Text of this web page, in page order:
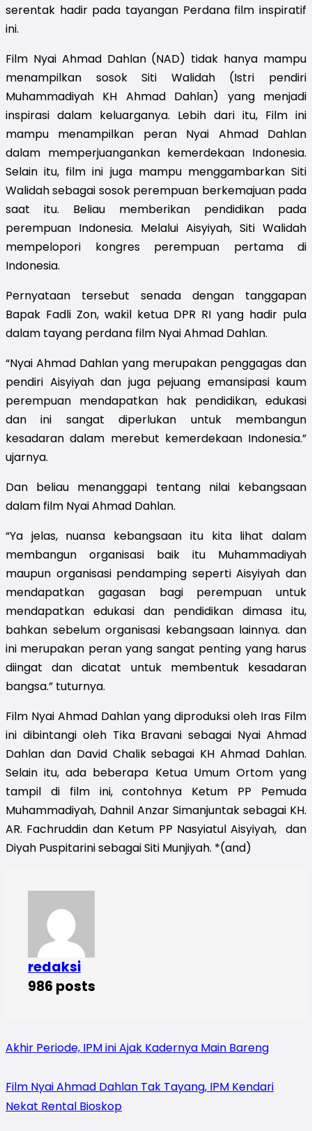
serentak hadir pada tayangan Perdana film inspiratif
ini.
Film Nyai Ahmad Dahlan (NAD) tidak hanya mampu
menampilkan sosok Siti Walidah (Istri pendiri
Muhammadiyah KH Ahmad Dahlan) yang menjadi
inspirasi dalam keluarganya. Lebih dari itu, Film ini
mampu menampilkan peran Nyai Ahmad Dahlan
dalam memperjuangankan kemerdekaan Indonesia.
Selain itu, film ini juga mampu menggambarkan Siti
Walidah sebagai sosok perempuan berkemajuan pada
saat itu. Beliau memberikan pendidikan pada
perempuan Indonesia. Melalui Aisyiyah, Siti Walidah
mempelopori kongres perempuan pertama di
Indonesia.
Pernyataan tersebut senada dengan tanggapan
Bapak Fadli Zon, wakil ketua DPR RI yang hadir pula
dalam tayang perdana film Nyai Ahmad Dahlan.
“Nyai Ahmad Dahlan yang merupakan penggagas dan
pendiri Aisyiyah dan juga pejuang emansipasi kaum
perempuan mendapatkan hak pendidikan, edukasi
dan ini sangat diperlukan untuk membangun
kesadaran dalam merebut kemerdekaan Indonesia.”
ujarnya.
Dan beliau menanggapi tentang nilai kebangsaan
dalam film Nyai Ahmad Dahlan.
“Ya jelas, nuansa kebangsaan itu kita lihat dalam
membangun organisasi baik itu Muhammadiyah
maupun organisasi pendamping seperti Aisyiyah dan
mendapatkan gagasan bagi perempuan untuk
mendapatkan edukasi dan pendidikan dimasa itu,
bahkan sebelum organisasi kebangsaan lainnya. dan
ini merupakan peran yang sangat penting yang harus
diingat dan dicatat untuk membentuk kesadaran
bangsa.” tuturnya.
Film Nyai Ahmad Dahlan yang diproduksi oleh Iras Film
ini dibintangi oleh Tika Bravani sebagai Nyai Ahmad
Dahlan dan David Chalik sebagai KH Ahmad Dahlan.
Selain itu, ada beberapa Ketua Umum Ortom yang
tampil di film ini, contohnya Ketum PP Pemuda
Muhammadiyah, Dahnil Anzar Simanjuntak sebagai KH.
AR. Fachruddin dan Ketum PP Nasyiatul Aisyiyah, dan
Diyah Puspitarini sebagai Siti Munjiyah. *(and)
redaksi
986 posts
Akhir Periode, IPM ini Ajak Kadernya Main Bareng
Film Nyai Ahmad Dahlan Tak Tayang, IPM Kendari
Nekat Rental Bioskop